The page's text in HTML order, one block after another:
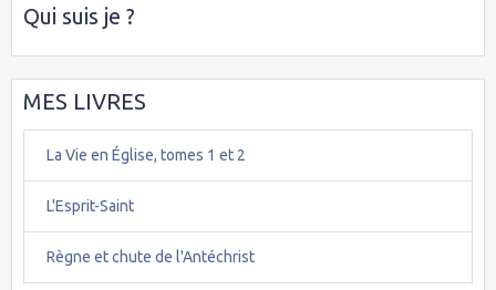
Qui suis je ?
MES LIVRES
La Vie en Église, tomes 1 et 2
L'Esprit-Saint
Règne et chute de l'Antéchrist